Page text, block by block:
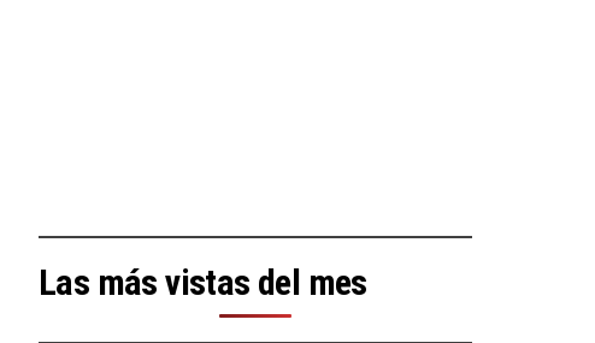
Las más vistas del mes